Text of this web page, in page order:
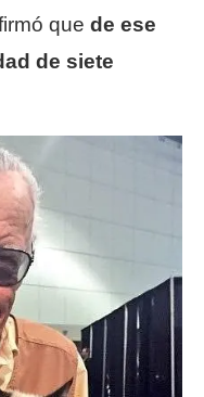
que de ese
de siete